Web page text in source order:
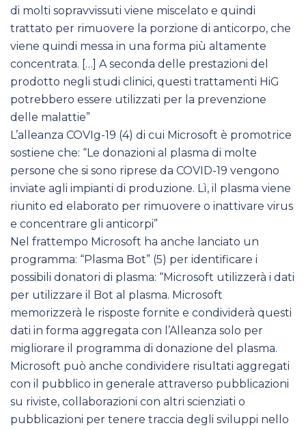
di molti sopravvissuti viene miscelato e quindi
trattato per rimuovere la porzione di anticorpo, che
viene quindi messa in una forma più altamente
concentrata. […] A seconda delle prestazioni del
prodotto negli studi clinici, questi trattamenti HiG
potrebbero essere utilizzati per la prevenzione
delle malattie”
L’alleanza COVIg-19 (4) di cui Microsoft è promotrice
sostiene che: “Le donazioni al plasma di molte
persone che si sono riprese da COVID-19 vengono
inviate agli impianti di produzione. Lì, il plasma viene
riunito ed elaborato per rimuovere o inattivare virus
e concentrare gli anticorpi”
Nel frattempo Microsoft ha anche lanciato un
programma: “Plasma Bot” (5) per identificare i
possibili donatori di plasma: “Microsoft utilizzerà i dati
per utilizzare il Bot al plasma. Microsoft
memorizzerà le risposte fornite e condividerà questi
dati in forma aggregata con l’Alleanza solo per
migliorare il programma di donazione del plasma.
Microsoft può anche condividere risultati aggregati
con il pubblico in generale attraverso pubblicazioni
su riviste, collaborazioni con altri scienziati o
pubblicazioni per tenere traccia degli sviluppi nello